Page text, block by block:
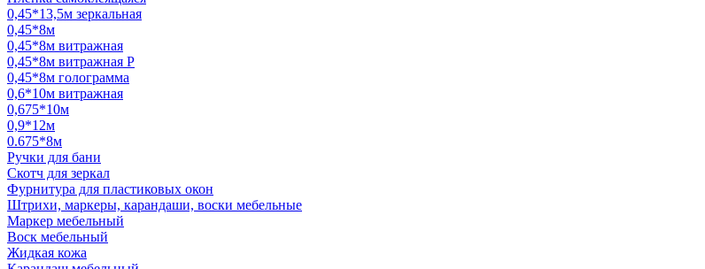
0,45*13,5м зеркальная
0,45*8м
0,45*8м витражная
0,45*8м витражная Р
0,45*8м голограмма
0,6*10м витражная
0,675*10м
0,9*12м
0.675*8м
Ручки для бани
Скотч для зеркал
Фурнитура для пластиковых окон
Штрихи, маркеры, карандаши, воски мебельные
Маркер мебельный
Воск мебельный
Жидкая кожа